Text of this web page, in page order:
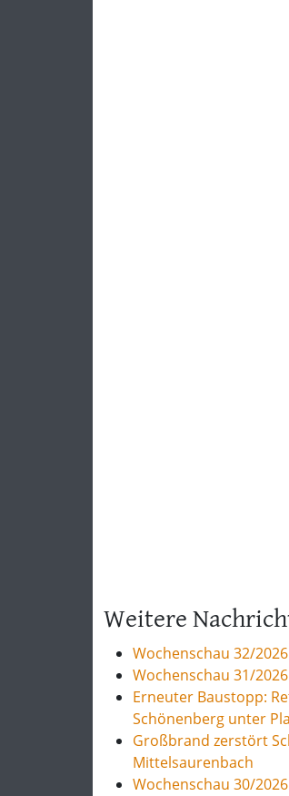
Weitere
Wochenschau 32/2026
Wochenschau 31/2026
Erneuter Baustopp:
Schönenberg unter
Großbrand zerstört
Mittelsaurenbach
Wochenschau 30/2026